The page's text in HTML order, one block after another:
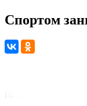
Спортом